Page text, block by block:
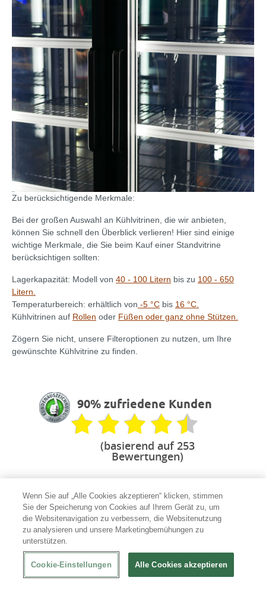
Zu berücksichtigende Merkmale:
Bei der großen Auswahl an Kühlvitrinen, die wir anbieten,
können Sie schnell den Überblick verlieren! Hier sind einige
wichtige Merkmale, die Sie beim Kauf einer Standvitrine
berücksichtigen sollten:
Lagerkapazität: Modell von 40 - 100 Litern bis zu 100 - 650
Litern.
Temperaturbereich: erhältlich von -5 °C bis 16 °C.
Kühlvitrinen auf Rollen oder Füßen oder ganz ohne Stützen.
Zögern Sie nicht, unsere Filteroptionen zu nutzen, um Ihre
gewünschte Kühlvitrine zu finden.
90% zufriedene Kunden
(basierend auf 253
Bewertungen)
Ihr Spezialist für Gastro
mit erfahrenen Produktexperten
Sicher bezahlen
mit vertrauenswürdigen Anbietern
Wenn Sie auf „Alle Cookies akzeptieren“ klicken, stimmen
Sie der Speicherung von Cookies auf Ihrem Gerät zu, um
die Websitenavigation zu verbessern, die Websitenutzung
zu analysieren und unsere Marketingbemühungen zu
unterstützen.
Cookie-Einstellungen Alle Cookies akzeptieren